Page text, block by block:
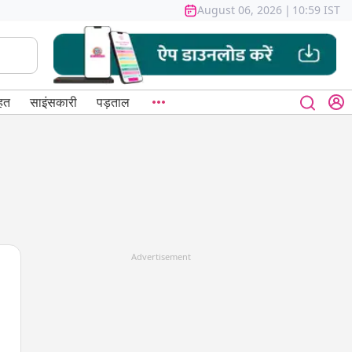
August 06, 2026 | 10:59 IST
साइंसकारी पड़ताल
Advertisement